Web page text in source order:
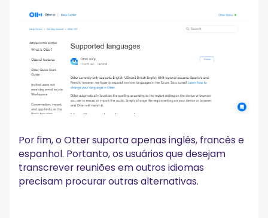
Por fim, o Otter suporta apenas inglês, francês e
espanhol. Portanto, os usuários que desejam
transcrever reuniões em outros idiomas
precisam procurar outras alternativas.